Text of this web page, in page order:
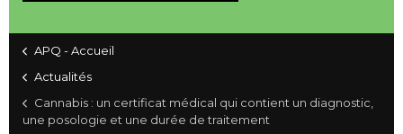
APQ - Accueil
Actualités
Cannabis : un certificat médical qui contient un diagnostic,
une posologie et une durée de traitement